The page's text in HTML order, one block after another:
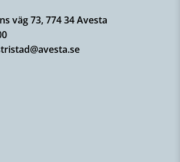
väg 73, 774 34 Avesta